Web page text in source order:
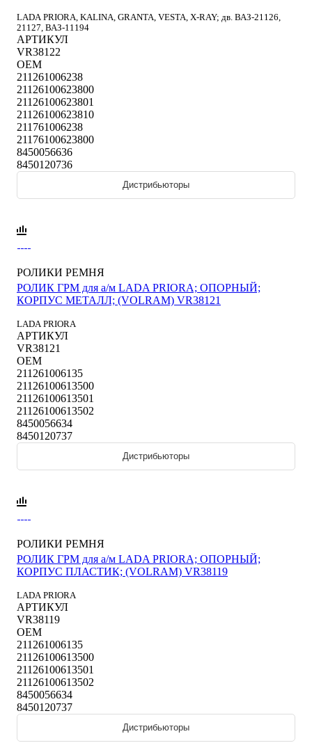
LADA PRIORA, KALINA, GRANTA, VESTA, X-RAY; дв. ВАЗ-21126,
21127, ВАЗ-11194
АРТИКУЛ
VR38122
OEM
211261006238
21126100623800
21126100623801
21126100623810
211761006238
21176100623800
8450056636
8450120736
Дистрибьюторы
РОЛИКИ РЕМНЯ
РОЛИК ГРМ для а/м LADA PRIORA; ОПОРНЫЙ;
КОРПУС МЕТАЛЛ; (VOLRAM) VR38121
LADA PRIORA
АРТИКУЛ
VR38121
OEM
211261006135
21126100613500
21126100613501
21126100613502
8450056634
8450120737
Дистрибьюторы
РОЛИКИ РЕМНЯ
РОЛИК ГРМ для а/м LADA PRIORA; ОПОРНЫЙ;
КОРПУС ПЛАСТИК; (VOLRAM) VR38119
LADA PRIORA
АРТИКУЛ
VR38119
OEM
211261006135
21126100613500
21126100613501
21126100613502
8450056634
8450120737
Дистрибьюторы